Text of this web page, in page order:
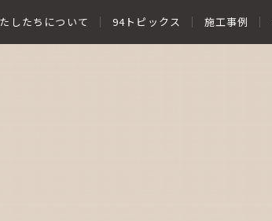
したちについて 94トピックス 施工事例